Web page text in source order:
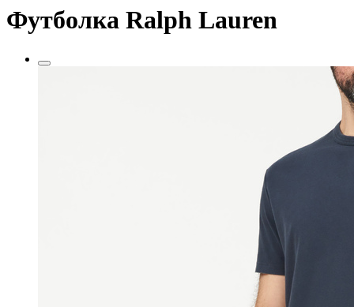
Футболка Ralph Lauren